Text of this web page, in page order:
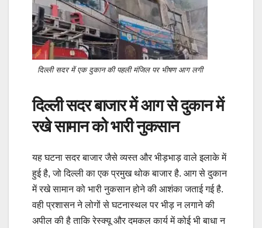
दिल्ली सदर में एक दुकान की पहली मंजिल पर भीषण आग लगी
दिल्ली सदर बाजार में आग से दुकान में
रखे सामान को भारी नुकसान
यह घटना सदर बाजार जैसे व्यस्त और भीड़भाड़ वाले इलाके में
हुई है, जो दिल्ली का एक प्रमुख थोक बाजार है. आग से दुकान
में रखे सामान को भारी नुकसान होने की आशंका जताई गई है.
वही प्रशासन ने लोगों से घटनास्थल पर भीड़ न लगाने की
अपील की है ताकि रेस्क्यू और दमकल कार्य में कोई भी बाधा न